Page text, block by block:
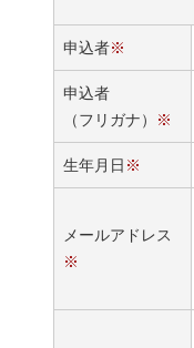
申込者※
申込者
（フリガナ）
※
生年月日 ※
メールアドレス
※